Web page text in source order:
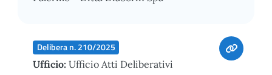
Delibera n. 210/2025
Ufficio: Ufficio Atti Deliberativi